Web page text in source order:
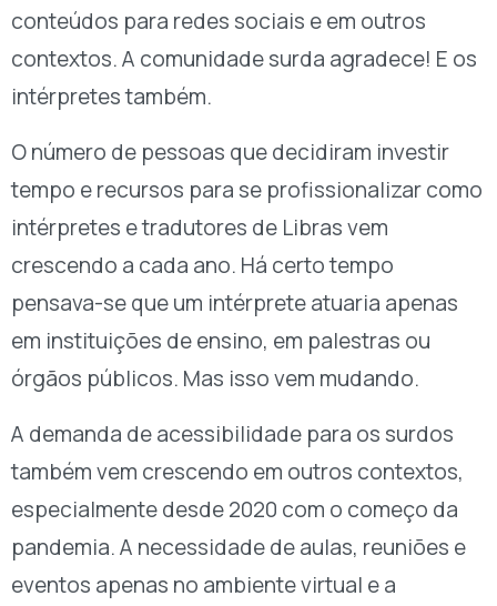
conteúdos para redes sociais e em outros
contextos. A comunidade surda agradece! E os
intérpretes também.
O número de pessoas que decidiram investir
tempo e recursos para se profissionalizar como
intérpretes e tradutores de Libras vem
crescendo a cada ano. Há certo tempo
pensava-se que um intérprete atuaria apenas
em instituições de ensino, em palestras ou
órgãos públicos. Mas isso vem mudando.
A demanda de acessibilidade para os surdos
também vem crescendo em outros contextos,
especialmente desde 2020 com o começo da
pandemia. A necessidade de aulas, reuniões e
eventos apenas no ambiente virtual e a